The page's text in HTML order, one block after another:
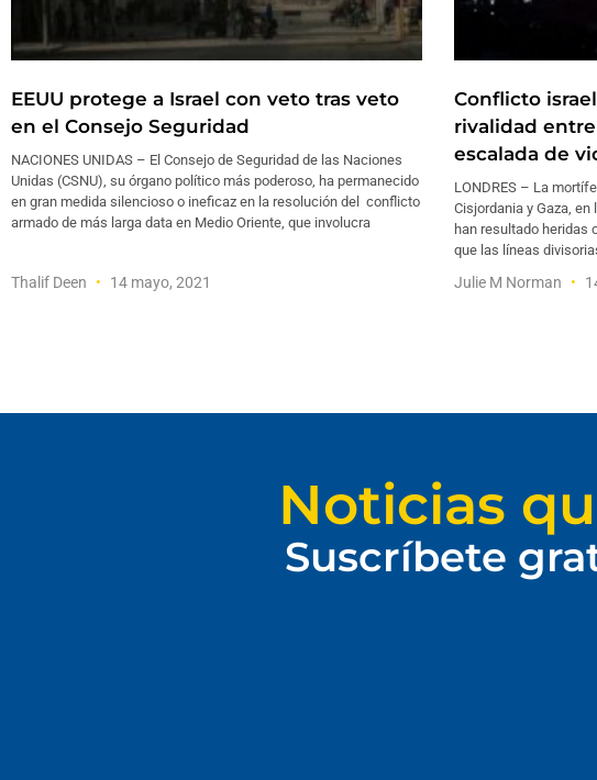
EEUU protege a Israel con veto tras veto
en el Consejo Seguridad
NACIONES UNIDAS – El Consejo de Seguridad de las Naciones
Unidas (CSNU), su órgano político más poderoso, ha permanecido
en gran medida silencioso o ineficaz en la resolución del conflicto
armado de más larga data en Medio Oriente, que involucra
Thalif Deen 14 mayo, 2021
Conflicto
rivalidad
escalada de
LONDRES – La
Cisjordania y Gaza,
han resultado heridas
que las líneas
Julie M Norman
Noticias
Suscríbete